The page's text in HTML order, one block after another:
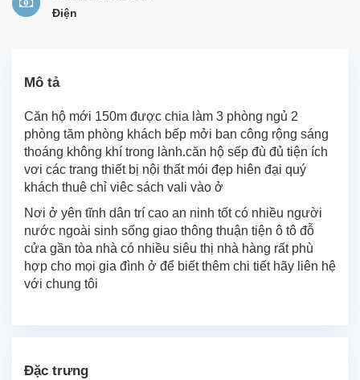
Điện
Mô tả
Căn hộ mới 150m được chia làm 3 phòng ngủ 2
phòng tăm phòng khách bếp mởi ban công rộng sáng
thoáng không khí trong lành.căn hộ sếp đù đủ tiện ích
vơi các trang thiết bị nội thất mói đẹp hiên đại quý
khách thuê chỉ viêc sách vali vào ở
Nơi ở yên tĩnh dân trí cao an ninh tốt có nhiều người
nước ngoài sinh sống giao thông thuận tiện ô tô đỗ
cửa gần tòa nhà có nhiều siêu thị nhà hàng rất phù
hợp cho mọi gia đình ở để biết thêm chi tiết hãy liên hệ
với chung tôi
Đặc trưng